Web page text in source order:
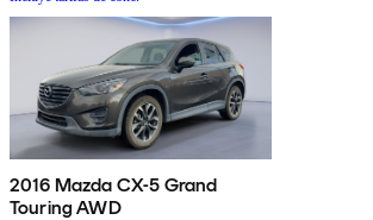
2016 Mazda CX-5 Grand
Touring AWD